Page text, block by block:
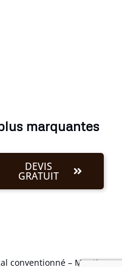
marquantes
DEVIS
GRATUIT
conventionné – Mentions